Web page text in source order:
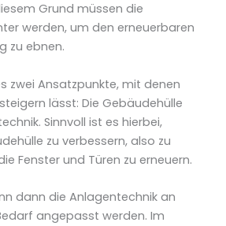
Grund müssen die
werden, um den erneuerbaren
zu ebnen.
zwei Ansatzpunkte, mit denen
lässt: Die Gebäudehülle
Sinnvoll ist es hierbei,
zu verbessern, also zu
Fenster und Türen zu erneuern.
dann die Anlagentechnik an
angepasst werden. Im